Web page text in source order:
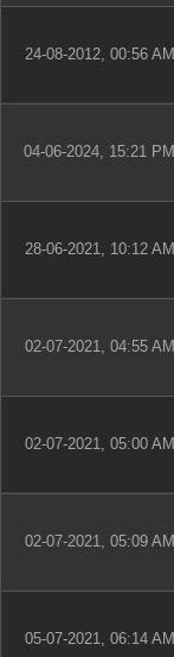
24-08-2012, 00:56 AM
04-06-2024, 15:21 PM
28-06-2021, 10:12 AM
02-07-2021, 04:55 AM
02-07-2021, 05:00 AM
02-07-2021, 05:09 AM
05-07-2021, 06:14 AM